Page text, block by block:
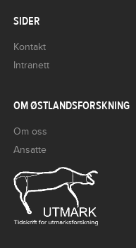
SIDER
Kontakt
Intranett
OM ØSTLANDSFORSKNING
Om oss
Ansatte